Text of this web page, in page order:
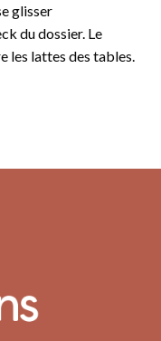
glisser
du dossier. Le
les lattes des tables.